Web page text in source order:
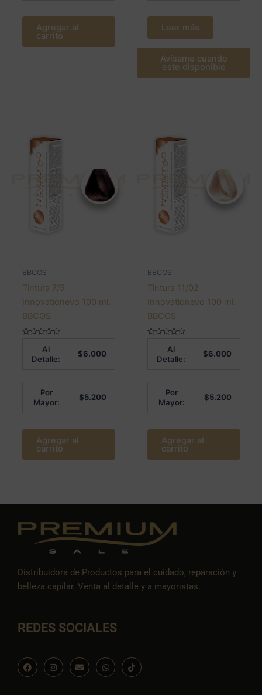
Agregar al
carrito
Leer más
Avísame cuando
este disponible
BBCOS
Tintura 7/5
Innovationevo 100 ml.
BBCOS
Al
Detalle:
$6.000
Por
Mayor:
$5.200
Agregar al
carrito
BBCOS
Tintura 11/02
Innovationevo 100 ml.
BBCOS
Al
Detalle:
$6.000
Por
Mayor:
$5.200
Agregar al
carrito
Distribuidora de Productos para el cuidado, reparación y
belleza capilar. Venta al detalle y a mayoristas.
REDES SOCIALES
F
a
c
I
n
s
E
n
v
W
h
a
I
c
o